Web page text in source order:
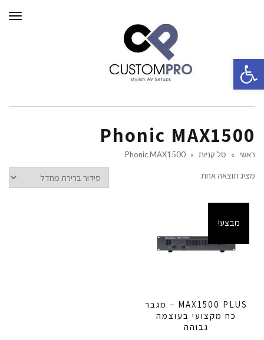
Phonic MAX1500
ראשי » סל קניות »
Phonic MAX1500
מציג תוצאה אחת
מבצע!
MAX1500 PLUS – מגבר
כח מקצועי בעוצמה
גבוהה
פתח סרגל נגישות